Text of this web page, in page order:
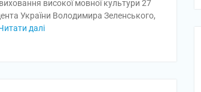
високої мовної культури 27
України Володимира Зеленського,
далі